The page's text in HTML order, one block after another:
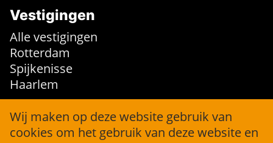
Vestigingen
Alle vestigingen
Rotterdam
Spijkenisse
Haarlem
Contact
info@jobforce.nl
Wij maken op deze website gebruik van
cookies om het gebruik van deze website en